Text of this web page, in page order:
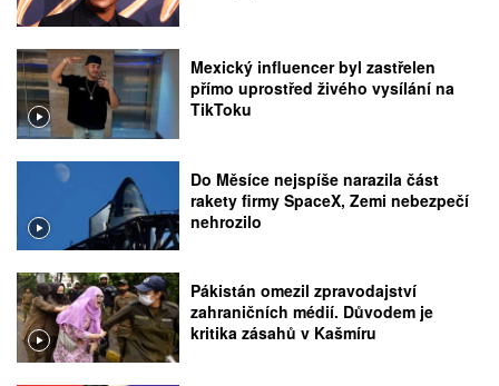
Mexický influencer byl zastřelen
přímo uprostřed živého vysílání na
TikToku
Do Měsíce nejspíše narazila část
rakety firmy SpaceX, Zemi nebezpečí
nehrozilo
Pákistán omezil zpravodajství
zahraničních médií. Důvodem je
kritika zásahů v Kašmíru